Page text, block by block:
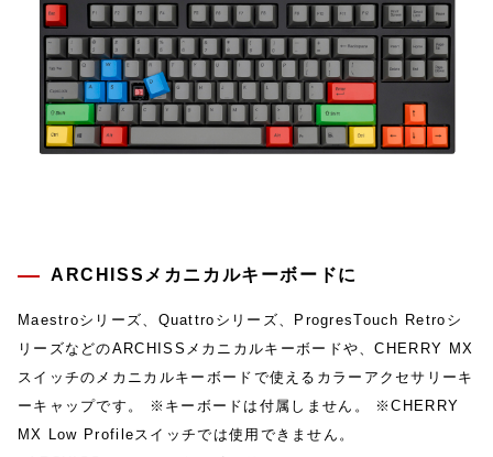
ARCHISSメカニカルキーボードに
Maestroシリーズ、Quattroシリーズ、ProgresTouch Retroシ
リーズなどのARCHISSメカニカルキーボードや、CHERRY MX
スイッチのメカニカルキーボードで使えるカラーアクセサリーキ
ーキャップです。 ※キーボードは付属しません。 ※CHERRY
MX Low Profileスイッチでは使用できません。